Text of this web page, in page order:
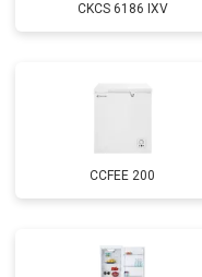
CKCS 6186 IXV
CCFEE 200